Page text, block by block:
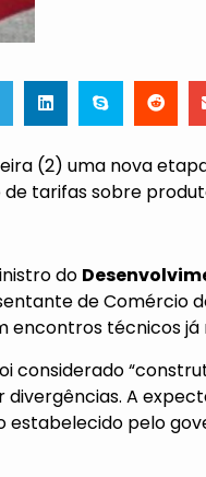
(2) uma nova
de tarifassobre
do
de Comércio
técnicos já
considerado
A
estabelecido pelo